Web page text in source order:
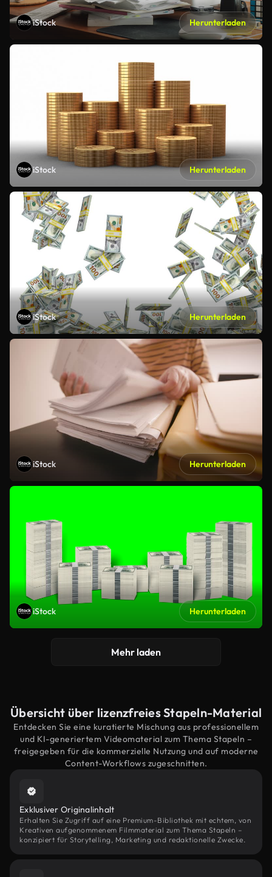
iStock Herunterladen
iStock Herunterladen
iStock Herunterladen
iStock Herunterladen
iStock Herunterladen
Mehr laden
Übersicht über lizenzfreies Stapeln-Material
Entdecken Sie eine kuratierte Mischung aus professionellem
und KI-generiertem Videomaterial zum Thema Stapeln –
freigegeben für die kommerzielle Nutzung und auf moderne
Content-Workflows zugeschnitten.
Exklusiver Originalinhalt
Erhalten Sie Zugriff auf eine Premium-Bibliothek mit echtem, von
Kreativen aufgenommenem Filmmaterial zum Thema Stapeln –
konzipiert für Storytelling, Marketing und redaktionelle Zwecke.